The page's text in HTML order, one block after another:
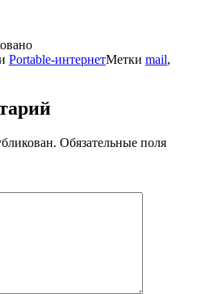
Portable-интернетМетки mail,
Обязательные поля